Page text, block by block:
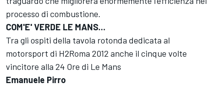
processo di combustione.
COM'E' VERDE LE MANS...
Tra gli ospiti della tavola rotonda dedicata al
motorsport di H2Roma 2012 anche il cinque volte
vincitore alla 24 Ore di Le Mans
Emanuele Pirro